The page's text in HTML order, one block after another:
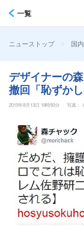
一覧
ニューストップ > 国
デザイナーの
撤回「恥ずかし
2015年8月13日 18時50分
写真：